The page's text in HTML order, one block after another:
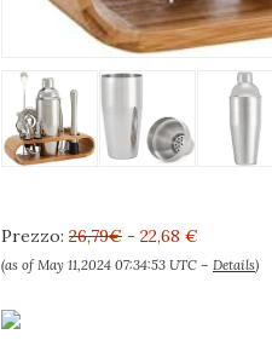
Prezzo: 26,79€ - 22,68 €
(as of May 11,2024 07:34:53 UTC – Details)